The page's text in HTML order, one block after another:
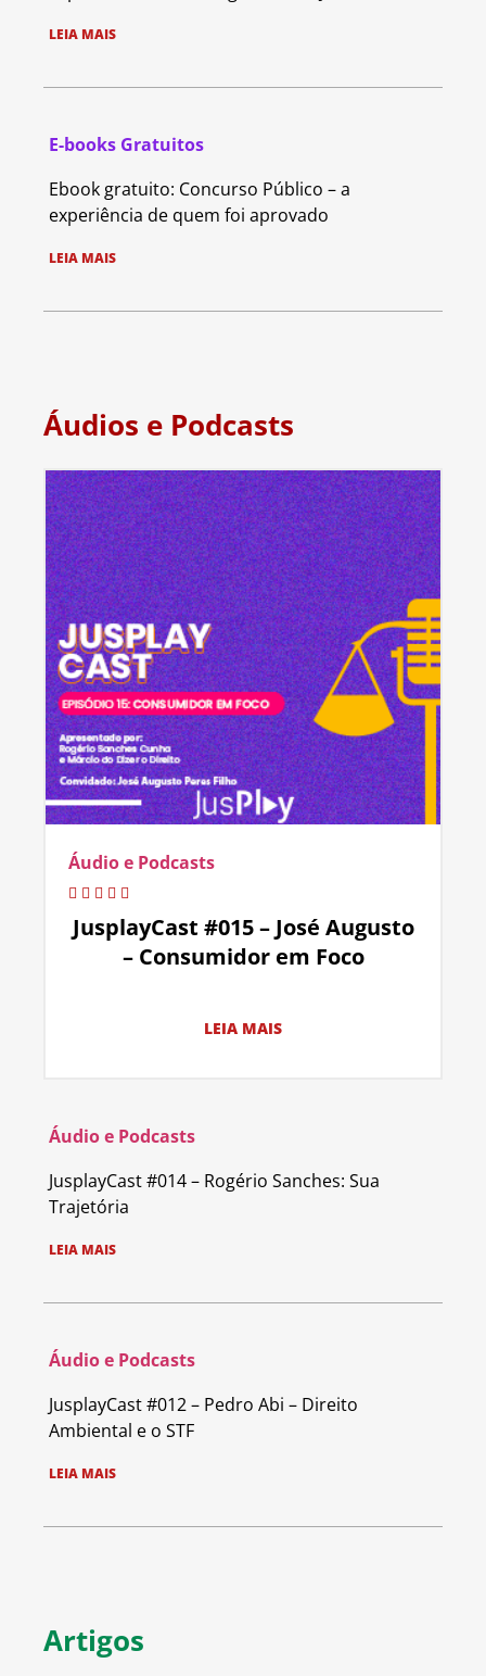
LEIA MAIS
E-books Gratuitos
Ebook gratuito: Concurso Público – a
experiência de quem foi aprovado
LEIA MAIS
Áudios e Podcasts
Áudio e Podcasts
JusplayCast #015 – José Augusto
– Consumidor em Foco
LEIA MAIS
Áudio e Podcasts
JusplayCast #014 – Rogério Sanches: Sua
Trajetória
LEIA MAIS
Áudio e Podcasts
JusplayCast #012 – Pedro Abi – Direito
Ambiental e o STF
LEIA MAIS
Artigos